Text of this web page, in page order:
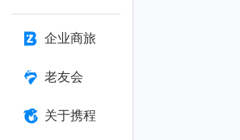
企业商旅
老友会
关于携程